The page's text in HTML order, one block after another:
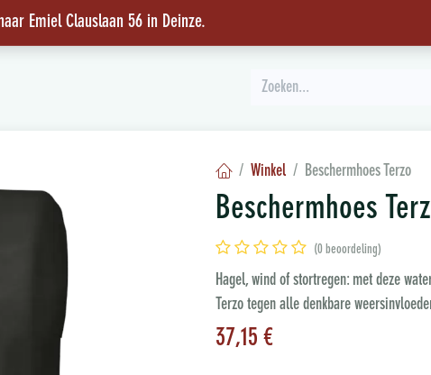
Emiel Clauslaan 56 in Deinze.
Winkel Beschermhoes Terzo
Beschermhoes
(0 beoordeling)
Hagel, wind of stortregen: met deze
Terzo tegen alle denkbare
37,15 €